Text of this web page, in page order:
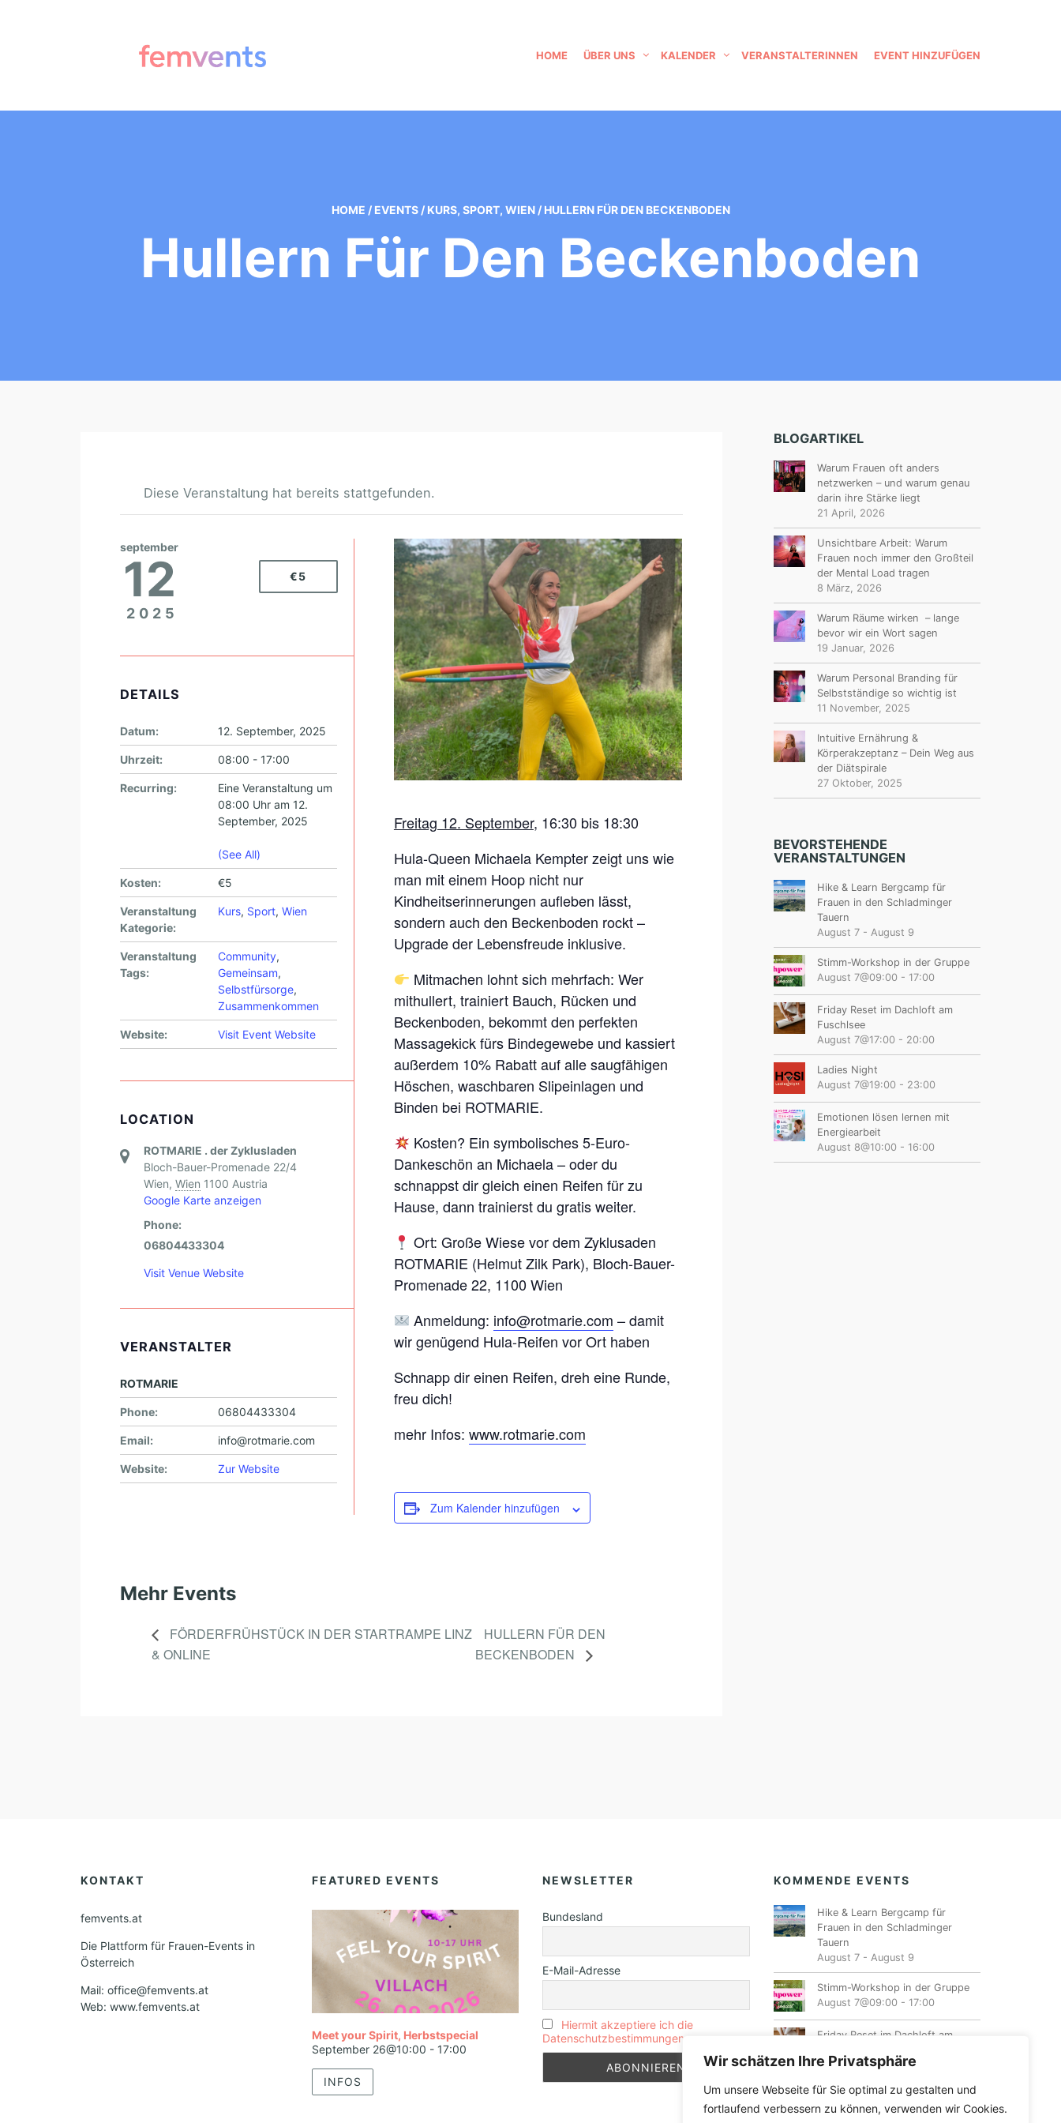
Wir schätzen Ihre Privatsphäre
Um unsere Webseite für Sie optimal zu gestalten und
fortlaufend verbessern zu können, verwenden wir Cookies.
HOME ÜBER UNS KALENDER VERANSTALTERINNEN EVENT HINZUFÜGEN
HOME / EVENTS / KURS, SPORT, WIEN / HULLERN FÜR DEN BECKENBODEN
Hullern Für Den Beckenboden
Diese Veranstaltung hat bereits stattgefunden.
H
U
L
L
E
R
N
F
Ü
R
D
E
N
B
E
C
K
E
N
B
O
D
E
N
Freitag 12. September, 16:30 bis 18:30
Hula-Queen Michaela Kempter zeigt uns wie
man mit einem Hoop nicht nur
Kindheitserinnerungen aufleben lässt,
sondern auch den Beckenboden rockt –
Upgrade der Lebensfreude inklusive.
Mitmachen lohnt sich mehrfach: Wer
mithullert, trainiert Bauch, Rücken und
Beckenboden, bekommt den perfekten
Massagekick fürs Bindegewebe und kassiert
außerdem 10% Rabatt auf alle saugfähigen
Höschen, waschbaren Slipeinlagen und
Binden bei ROTMARIE.
Kosten? Ein symbolisches 5-Euro-
Dankeschön an Michaela – oder du
schnappst dir gleich einen Reifen für zu
Hause, dann trainierst du gratis weiter.
Ort: Große Wiese vor dem Zyklusaden
ROTMARIE (Helmut Zilk Park), Bloch-Bauer-
Promenade 22, 1100 Wien
Anmeldung: info@rotmarie.com – damit
wir genügend Hula-Reifen vor Ort haben
Schnapp dir einen Reifen, dreh eine Runde,
freu dich!
mehr Infos: www.rotmarie.com
Zum Kalender hinzufügen
september
12
2025
€5
DETAILS
Datum: 12. September, 2025
Uhrzeit: 08:00 - 17:00
Recurring:
Eine Veranstaltung um
08:00 Uhr am 12.
September, 2025
(See All)
Kosten: €5
Veranstaltung
Kategorie:
Kurs, Sport, Wien
Veranstaltung
Tags:
Community,
Gemeinsam,
Selbstfürsorge,
Zusammenkommen
Website: Visit Event Website
LOCATION
ROTMARIE . der Zyklusladen
Bloch-Bauer-Promenade 22/4
Wien, Wien 1100 Austria
Google Karte anzeigen
Phone:
06804433304
Visit Venue Website
VERANSTALTER
ROTMARIE
Phone: 06804433304
Email: info@rotmarie.com
Website: Zur Website
Mehr Events
FÖRDERFRÜHSTÜCK IN DER STARTRAMPE LINZ
& ONLINE
HULLERN FÜR DEN
BECKENBODEN
BLOGARTIKEL
Warum Frauen oft anders
netzwerken – und warum genau
darin ihre Stärke liegt
21 April, 2026
Unsichtbare Arbeit: Warum
Frauen noch immer den Großteil
der Mental Load tragen
8 März, 2026
Warum Räume wirken – lange
bevor wir ein Wort sagen
19 Januar, 2026
Warum Personal Branding für
Selbstständige so wichtig ist
11 November, 2025
Intuitive Ernährung &
Körperakzeptanz – Dein Weg aus
der Diätspirale
27 Oktober, 2025
BEVORSTEHENDE
VERANSTALTUNGEN
Hike & Learn Bergcamp für
Frauen in den Schladminger
Tauern
August 7- August 9
Stimm-Workshop in der Gruppe
August 7@09:00- 17:00
Friday Reset im Dachloft am
Fuschlsee
August 7@17:00- 20:00
Ladies Night
August 7@19:00- 23:00
Emotionen lösen lernen mit
Energiearbeit
August 8@10:00- 16:00
KONTAKT
femvents.at
Die Plattform für Frauen-Events in
Österreich
Mail: office@femvents.at
Web: www.femvents.at
FEATURED EVENTS
Meet your Spirit, Herbstspecial
September 26@10:00 - 17:00
INFOS
NEWSLETTER
Bundesland
E-Mail-Adresse
Hiermit akzeptiere ich die
Datenschutzbestimmungen
KOMMENDE EVENTS
Hike & Learn Bergcamp für
Frauen in den Schladminger
Tauern
August 7- August 9
Stimm-Workshop in der Gruppe
August 7@09:00- 17:00
Friday Reset im Dachloft am
August 7@17:00- 20:00
Ladies Night
August 7@19:00-23:00